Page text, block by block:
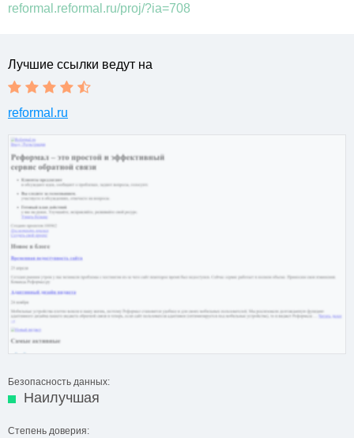
reformal.reformal.ru/proj/?ia=708
Лучшие ссылки ведут на
reformal.ru
Безопасность данных:
Наилучшая
Степень доверия: